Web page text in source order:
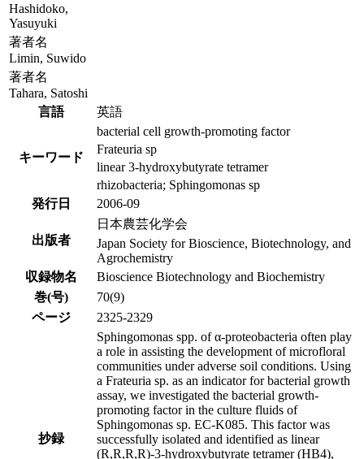
Hashidoko,
Yasuyuki
著者名
Limin, Suwido
著者名
Tahara, Satoshi
言語
英語
キーワード
bacterial cell growth-promoting factor
Frateuria sp
linear 3-hydroxybutyrate tetramer
rhizobacteria; Sphingomonas sp
発行日
2006-09
出版者
日本農芸化学会
Japan Society for Bioscience, Biotechnology, and
Agrochemistry
収録物名
Bioscience Biotechnology and Biochemistry
巻(号)
70(9)
ページ
2325-2329
抄録
Sphingomonas spp. of α-proteobacteria often play
a role in assisting the development of microfloral
communities under adverse soil conditions. Using
a Frateuria sp. as an indicator for bacterial growth
assay, we investigated the bacterial growth-
promoting factor in the culture fluids of
Sphingomonas sp. EC-K085. This factor was
successfully isolated and identified as linear
(R,R,R,R)-3-hydroxybutyrate tetramer (HB4),